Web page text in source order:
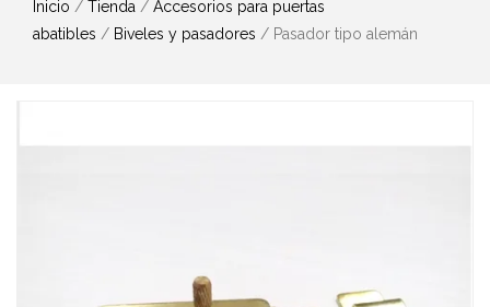
Inicio / Tienda / Accesorios para puertas
abatibles / Biveles y pasadores / Pasador tipo alemán